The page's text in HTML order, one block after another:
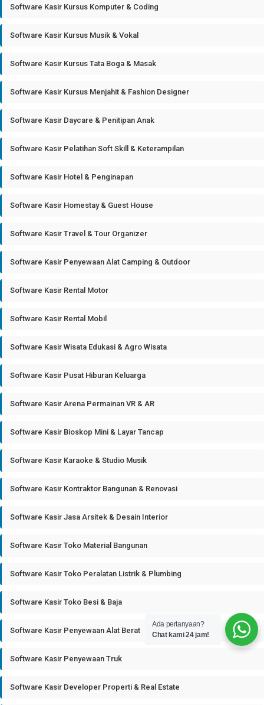
Software Kasir Kursus Komputer & Coding
Software Kasir Kursus Musik & Vokal
Software Kasir Kursus Tata Boga & Masak
Software Kasir Kursus Menjahit & Fashion Designer
Software Kasir Daycare & Penitipan Anak
Software Kasir Pelatihan Soft Skill & Keterampilan
Software Kasir Hotel & Penginapan
Software Kasir Homestay & Guest House
Software Kasir Travel & Tour Organizer
Software Kasir Penyewaan Alat Camping & Outdoor
Software Kasir Rental Motor
Software Kasir Rental Mobil
Software Kasir Wisata Edukasi & Agro Wisata
Software Kasir Pusat Hiburan Keluarga
Software Kasir Arena Permainan VR & AR
Software Kasir Bioskop Mini & Layar Tancap
Software Kasir Karaoke & Studio Musik
Software Kasir Kontraktor Bangunan & Renovasi
Software Kasir Jasa Arsitek & Desain Interior
Software Kasir Toko Material Bangunan
Software Kasir Toko Peralatan Listrik & Plumbing
Software Kasir Toko Besi & Baja
Software Kasir Penyewaan Alat Berat
Software Kasir Penyewaan Truk
Software Kasir Developer Properti & Real Estate
Ada pertanyaan?
Chat kami 24 jam!